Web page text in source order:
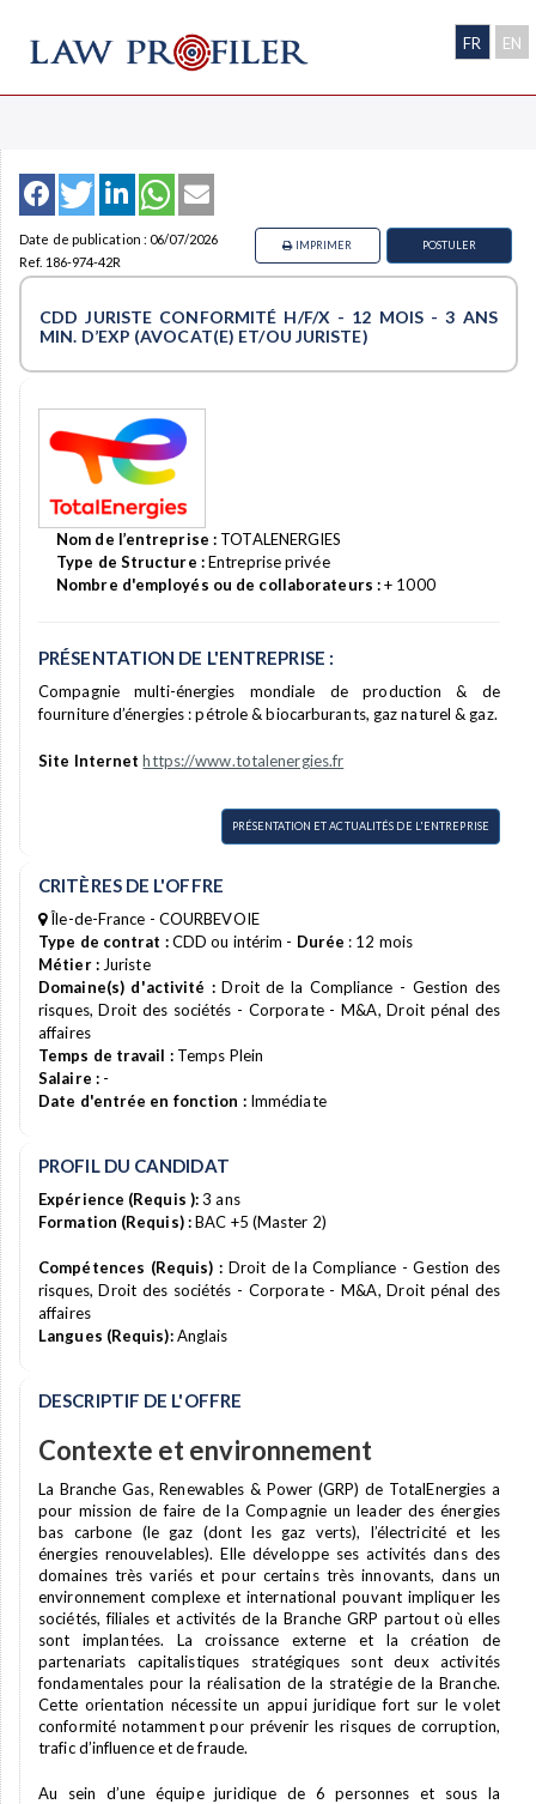
FR EN
Date de publication : 06/07/2026
Ref. 186-974-42R
POSTULER
IMPRIMER
CDD JURISTE CONFORMITÉ H/F/X - 12 MOIS - 3 ANS
MIN. D’EXP (AVOCAT(E) ET/OU JURISTE)
Nom de l’entreprise : TOTALENERGIES
Type de Structure :Entreprise privée
Nombre d'employés ou de collaborateurs :+ 1000
PRÉSENTATION DE L'ENTREPRISE :
Compagnie multi-énergies mondiale de production & de
fourniture d’énergies : pétrole & biocarburants, gaz naturel & gaz.
Site Internet https://www.totalenergies.fr
PRÉSENTATION ET ACTUALITÉS DE L'ENTREPRISE
CRITÈRES DE L'OFFRE
Île-de-France - COURBEVOIE
Type de contrat :CDD ou intérim - Durée : 12 mois
Métier :Juriste
Domaine(s) d'activité :Droit de la Compliance - Gestion des
risques, Droit des sociétés - Corporate - M&A, Droit pénal des
affaires
Temps de travail :Temps Plein
Salaire :-
Date d'entrée en fonction :Immédiate
PROFIL DU CANDIDAT
Expérience (Requis ):3 ans
Formation (Requis) :BAC +5 (Master 2)
Compétences (Requis) : Droit de la Compliance - Gestion des
risques, Droit des sociétés - Corporate - M&A, Droit pénal des
affaires
Langues (Requis):Anglais
DESCRIPTIF DE L'OFFRE
Contexte et environnement
La Branche Gas, Renewables & Power (GRP) de TotalEnergies a
pour mission de faire de la Compagnie un leader des énergies
bas carbone (le gaz (dont les gaz verts), l’électricité et les
énergies renouvelables). Elle développe ses activités dans des
domaines très variés et pour certains très innovants, dans un
environnement complexe et international pouvant impliquer les
sociétés, filiales et activités de la Branche GRP partout où elles
sont implantées. La croissance externe et la création de
partenariats capitalistiques stratégiques sont deux activités
fondamentales pour la réalisation de la stratégie de la Branche.
Cette orientation nécessite un appui juridique fort sur le volet
conformité notamment pour prévenir les risques de corruption,
trafic d’influence et de fraude.
Au sein d’une équipe juridique de 6 personnes et sous la